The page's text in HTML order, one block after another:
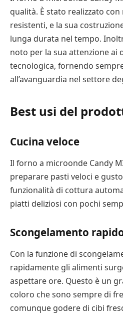
qualità. È stato realizzato
resistenti, e la sua
lunga durata nel tempo.
noto per la sua attenzione ai
tecnologica, fornendo
all’avanguardia nel settore
Best usi del
Cucina veloce
Il forno a microonde Candy
preparare pasti veloci e
funzionalità di cottura
piatti deliziosi con pochi
Scongelamento
Con la funzione di
rapidamente gli alimenti
aspettare ore. Questo è un
coloro che sono sempre di
comunque godere di cibi